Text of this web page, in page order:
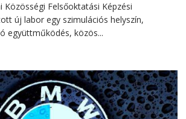
Közösségi Felsőoktatási Képzési
új labor egy szimulációs helyszín,
együttműködés, közös...